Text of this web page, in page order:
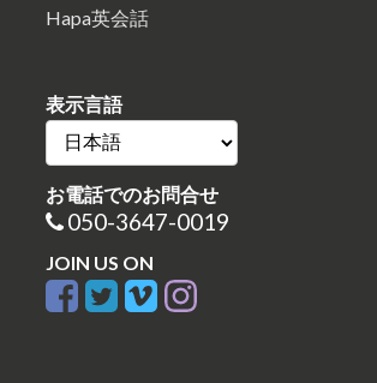
Hapa英会話
表示言語
お電話でのお問合せ
050-3647-0019
JOIN US ON